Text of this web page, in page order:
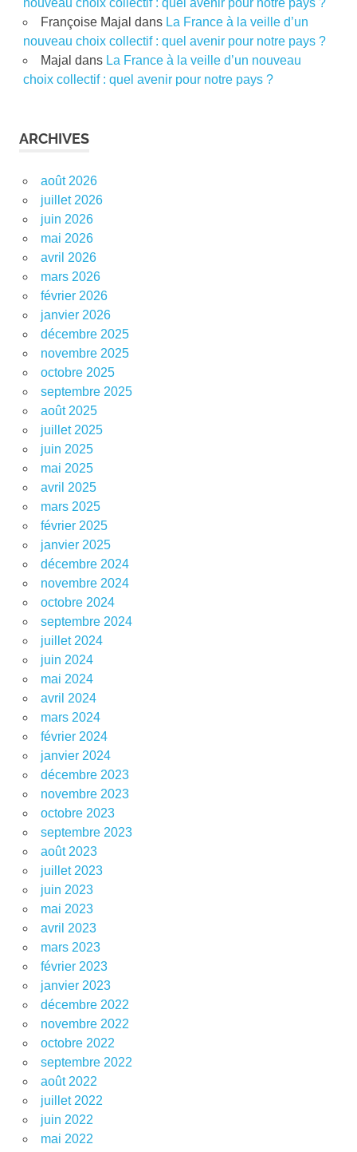
nouveau choix collectif : quel avenir pour notre pays ?
Françoise Majal dans La France à la veille d’un
nouveau choix collectif : quel avenir pour notre pays ?
Majal dans La France à la veille d’un nouveau
choix collectif : quel avenir pour notre pays ?
ARCHIVES
août 2026
juillet 2026
juin 2026
mai 2026
avril 2026
mars 2026
février 2026
janvier 2026
décembre 2025
novembre 2025
octobre 2025
septembre 2025
août 2025
juillet 2025
juin 2025
mai 2025
avril 2025
mars 2025
février 2025
janvier 2025
décembre 2024
novembre 2024
octobre 2024
septembre 2024
juillet 2024
juin 2024
mai 2024
avril 2024
mars 2024
février 2024
janvier 2024
décembre 2023
novembre 2023
octobre 2023
septembre 2023
août 2023
juillet 2023
juin 2023
mai 2023
avril 2023
mars 2023
février 2023
janvier 2023
décembre 2022
novembre 2022
octobre 2022
septembre 2022
août 2022
juillet 2022
juin 2022
mai 2022